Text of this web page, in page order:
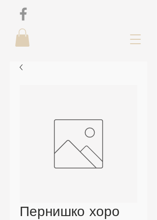
Пернишко хоро